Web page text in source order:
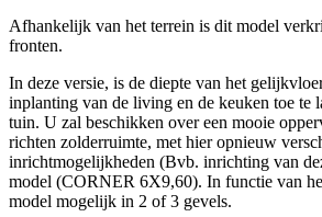
Afhankelijk van het terrein is dit model
fronten.
In deze versie, is de diepte van het
inplanting van de living en de keuken toe te
tuin. U zal beschikken over een mooie
richten zolderruimte, met hier opnieuw
inrichtmogelijkheden (Bvb. inrichting van
model (CORNER 6X9,60). In functie van
model mogelijk in 2 of 3 gevels.